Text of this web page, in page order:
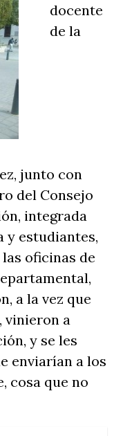
docente
de la
junto con
del Consejo
integrada
y estudiantes,
oficinas de
a la vez que
vinieron a
y se les
enviarían a los
cosa que no